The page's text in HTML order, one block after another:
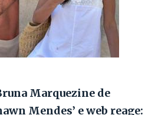
Marquezine de
Mendes’ e web reage: